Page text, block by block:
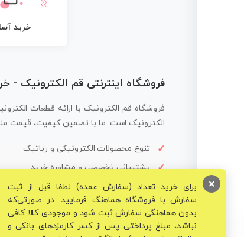
خرید
فروشگاه اینترنتی قم الکترونیک -
فروشگاه قم الکترونیک با ارائه قطعات
الکترونیک است. ما با تضمین کیفیت، قیمت
تنوع محصولات الکترونیکی و رباتیک
پشتیبانی تخصصی و مشاوره خرید
© تمامی حقوق برای فروشگاه تخصصی قم الکترونیک محفوظ
برای خرید تعداد (سفارش عمده) لطفا قبل از ثبت
سفارش با فروشگاه هماهنگ فرمایید. در صورتی‌که
بدون هماهنگی سفارش ثبت شود و موجودی کالا کافی
نباشد، مبلغ پرداختی پس از کسر کارمزدهای بانکی و
×